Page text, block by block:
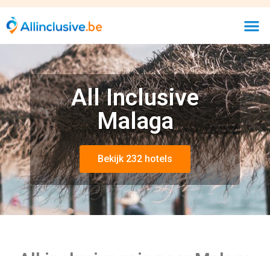
All Inclusive
Malaga
Bekijk 232 hotels